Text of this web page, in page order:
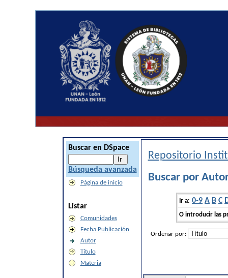
Buscar en DSpace
Búsqueda avanzada
Página de inicio
Listar
Comunidades
Fecha Publicación
Autor
Título
Materia
Repositorio
Buscar por
Ir a: 0-9 A B C
O introducir las
Ordenar por: